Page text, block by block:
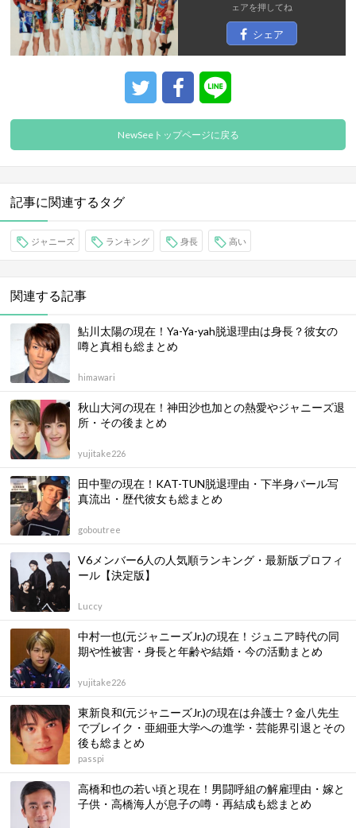
ェアを押してね
シェア
NewSeeトップページに戻る
記事に関連するタグ
ジャニーズ ランキング 身長 高い
関連する記事
鮎川太陽の現在！Ya-Ya-yah脱退理由は身長？彼女の
噂と真相も総まとめ
himawari
秋山大河の現在！神田沙也加との熱愛やジャニーズ退
所・その後まとめ
yujitake226
田中聖の現在！KAT-TUN脱退理由・下半身パール写
真流出・歴代彼女も総まとめ
goboutree
V6メンバー6人の人気順ランキング・最新版プロフィ
ール【決定版】
Luccy
中村一也(元ジャニーズJr.)の現在！ジュニア時代の同
期や性被害・身長と年齢や結婚・今の活動まとめ
yujitake226
東新良和(元ジャニーズJr.)の現在は弁護士？金八先生
でブレイク・亜細亜大学への進学・芸能界引退とその
後も総まとめ
passpi
高橋和也の若い頃と現在！男闘呼組の解雇理由・嫁と
子供・高橋海人が息子の噂・再結成も総まとめ